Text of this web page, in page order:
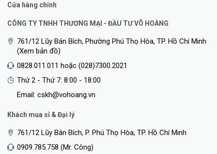
Cửa hàng chính
CÔNG TY TNHH THƯƠNG MẠI - ĐẦU TƯ VÕ HOÀNG
761/12 Lũy Bán Bích, Phường Phú Thọ Hòa, TP. Hồ Chí Minh
(Xem bản đồ)
0828.011.011 hoặc (028)7300.2021
Thứ 2 - Thứ 7: 8:00 - 18:00
Email: cskh@vohoang.vn
Khách mua sỉ & Đại lý
761/12 Lũy Bán Bích, P. Phú Thọ Hòa, TP. Hồ Chí Minh
0909.785.758 (Mr. Công)